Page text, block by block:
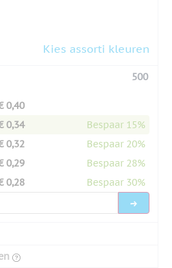
Kies assorti kleuren
500
0,40
0,34
Bespaar 15%
0,32
Bespaar 20%
0,29
Bespaar 28%
0,28
Bespaar 30%